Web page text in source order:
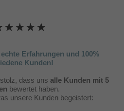
Erfahrungen und 100%
Kunden!
dass uns alle Kunden mit 5
bewertet haben.
unsere Kunden begeistert: